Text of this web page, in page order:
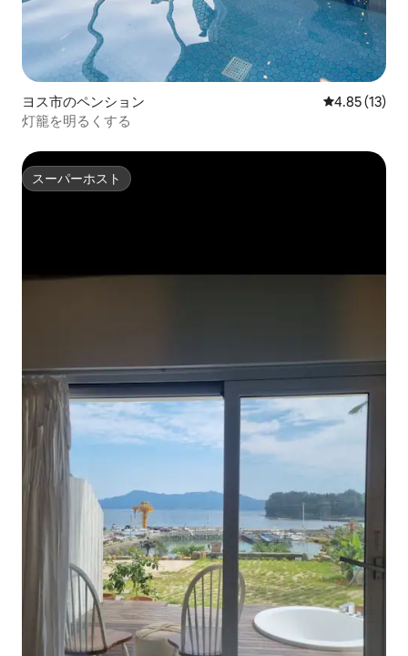
ヨス市のペンション レビュー13
4.85 (13)
灯籠を明るくする
スーパーホスト
スーパーホスト